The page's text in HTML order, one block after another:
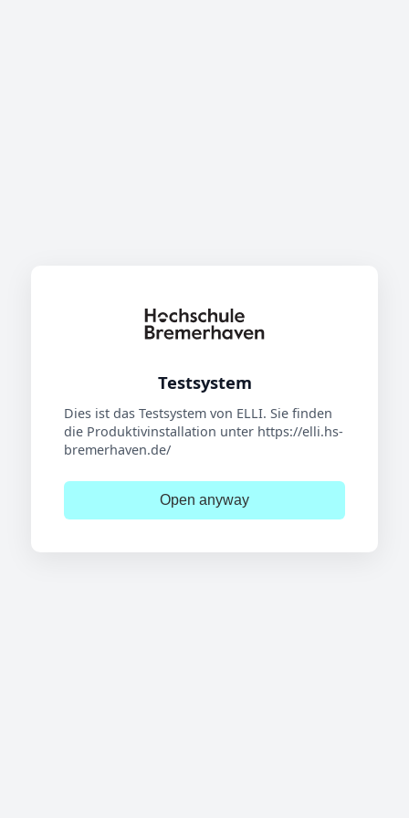
Testsystem
Dies ist das Testsystem von ELLI. Sie finden
die Produktivinstallation unter https://elli.hs-
bremerhaven.de/
Open anyway